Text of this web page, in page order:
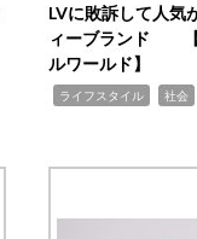
LVに敗訴して人
ィーブランド 【
ルワールド】
ライフスタイル 社会